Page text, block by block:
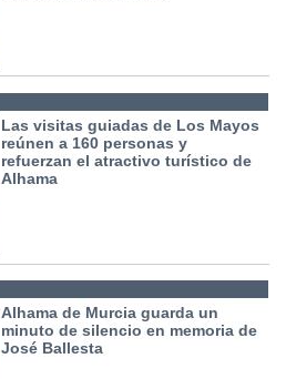
Las visitas guiadas de Los Mayos
reúnen a 160 personas y
refuerzan el atractivo turístico de
Alhama
Alhama de Murcia guarda un
minuto de silencio en memoria de
José Ballesta